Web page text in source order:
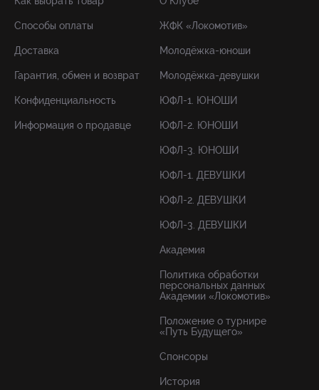
Способы оплаты
Доставка
Гарантия, обмен и возврат
Конфиденциальность
Информация о продавце
ЖФК «Локомотив»
Молодёжка-юноши
Молодёжка-девушки
ЮФЛ-1. ЮНОШИ
ЮФЛ-2. ЮНОШИ
ЮФЛ-3. ЮНОШИ
ЮФЛ-1. ДЕВУШКИ
ЮФЛ-2. ДЕВУШКИ
ЮФЛ-3. ДЕВУШКИ
Академия
Политика обработки
персональных данных
Академии «Локомотив»
Положение о турнире
«Путь Будущего»
Спонсоры
История